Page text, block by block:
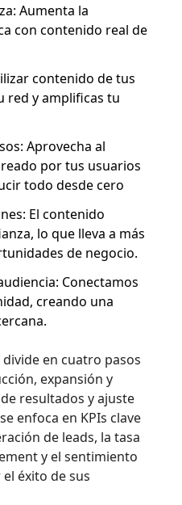
Aumenta la
con contenido real de
contenido de tus
red y amplificas tu
Aprovecha al
por tus usuarios
todo desde cero
El contenido
lo que lleva a más
de negocio.
Conectamos
creando una
en cuatro pasos
expansión y
resultados y ajuste
enfoca en KPIs clave
de leads, la tasa
y el sentimiento
éxito de sus